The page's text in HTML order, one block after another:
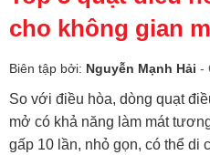
cho không gian
Biên tập bởi: Nguyễn Mạnh Hải -
So với điều hòa, dòng quạt
mở có khả năng làm mát
gấp 10 lần, nhỏ gọn, có thể di